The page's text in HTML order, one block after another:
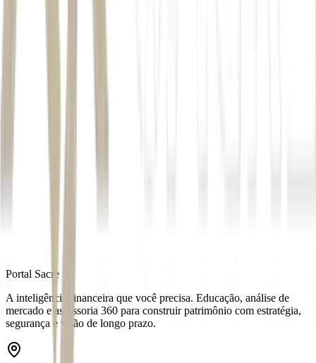
Portal Sacre
A inteligência financeira que você precisa. Educação, análise de
mercado e assessoria 360 para construir patrimônio com estratégia,
segurança e visão de longo prazo.